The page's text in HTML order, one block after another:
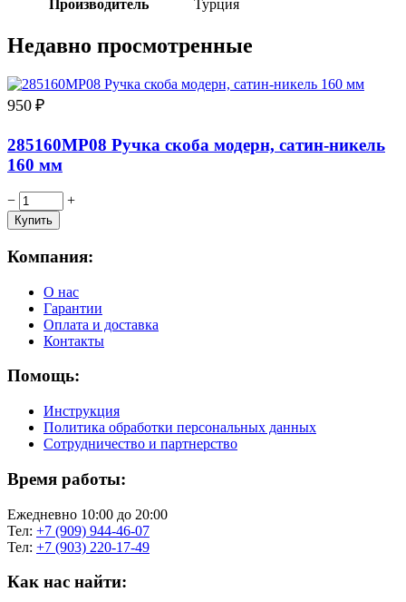
Производитель
Турция
Недавно просмотренные
950 ₽
285160MP08 Ручка скоба модерн, сатин-никель
160 мм
− +
Компания:
О нас
Гарантии
Оплата и доставка
Контакты
Помощь:
Инструкция
Политика обработки персональных данных
Сотрудничество и партнерство
Время работы:
Ежедневно 10:00 до 20:00
Тел: +7 (909) 944-46-07
Тел: +7 (903) 220-17-49
Как нас найти: